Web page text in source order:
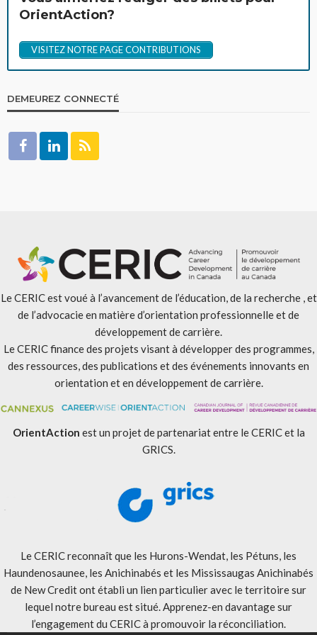
OrientAction?
VISITEZ NOTRE PAGE CONTRIBUTIONS
DEMEUREZ CONNECTÉ
Le CERIC est voué à l’avancement de l’éducation, de la recherche , et
de l’advocacie en matière d’orientation professionnelle et de
développement de carrière.
Le CERIC finance des projets visant à développer des programmes,
des ressources, des publications et des événements innovants en
orientation et en développement de carrière.
OrientAction est un projet de partenariat entre le CERIC et la
GRICS.
Le CERIC reconnaît que les Hurons-Wendat, les Pétuns, les
Haundenosaunee, les Anichinabés et les Mississaugas Anichinabés
de New Credit ont établi un lien particulier avec le territoire sur
lequel notre bureau est situé. Apprenez-en davantage sur
l’engagement du CERIC à promouvoir la réconciliation.